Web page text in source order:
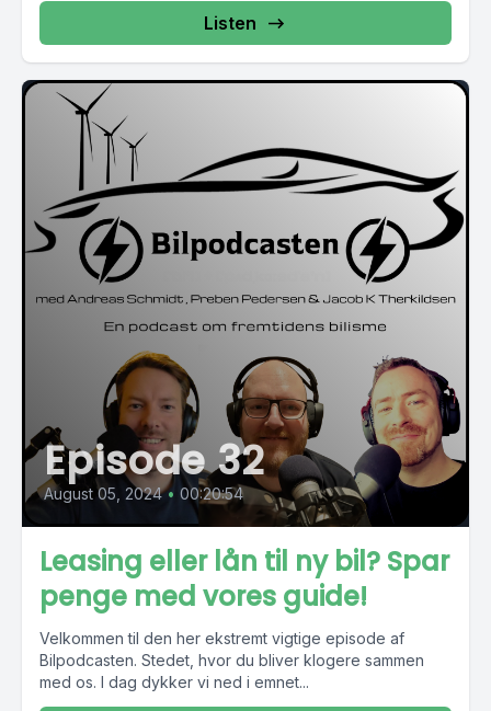
Listen
Episode 32
August 05, 2024 • 00:20:54
Leasing eller lån til ny bil? Spar
penge med vores guide!
Velkommen til den her ekstremt vigtige episode af
Bilpodcasten. Stedet, hvor du bliver klogere sammen
med os. I dag dykker vi ned i emnet...